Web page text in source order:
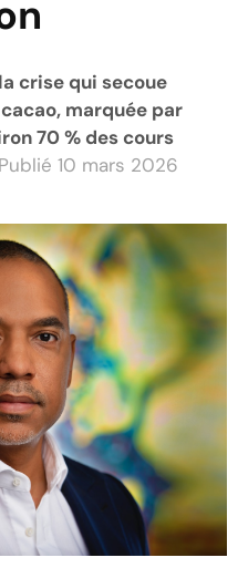
crise qui secoue
marquée par
70 % des cours
10 mars 2026